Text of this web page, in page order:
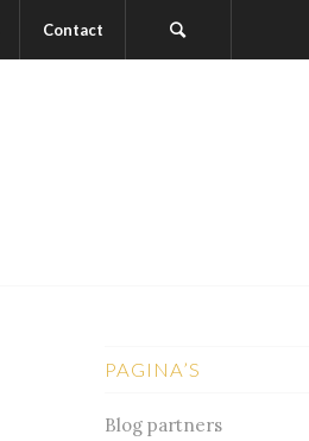
Contact
PAGINA’S
Blog partners